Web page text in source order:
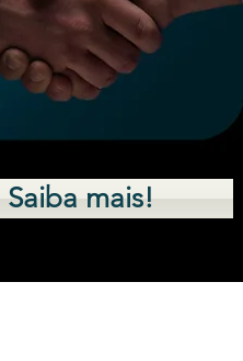
Saiba mais!